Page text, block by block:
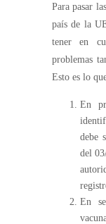
Para pasar
país de la
tener en
problemas
Esto es lo
En
debe
del
En